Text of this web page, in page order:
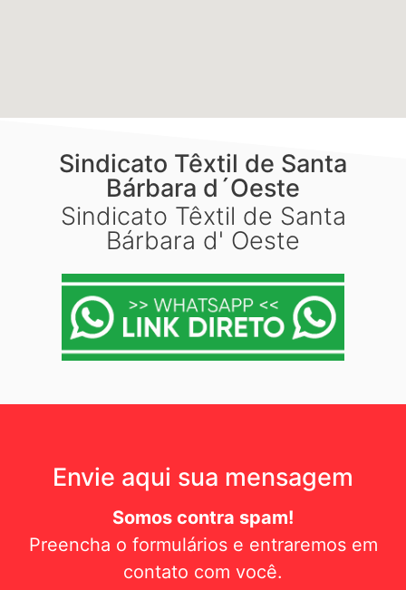
Sindicato Têxtil de Santa
Bárbara d´Oeste
Sindicato Têxtil de Santa
Bárbara d' Oeste
Envie aqui sua mensagem
Somos contra spam!
Preencha o formulários e entraremos em
contato com você.